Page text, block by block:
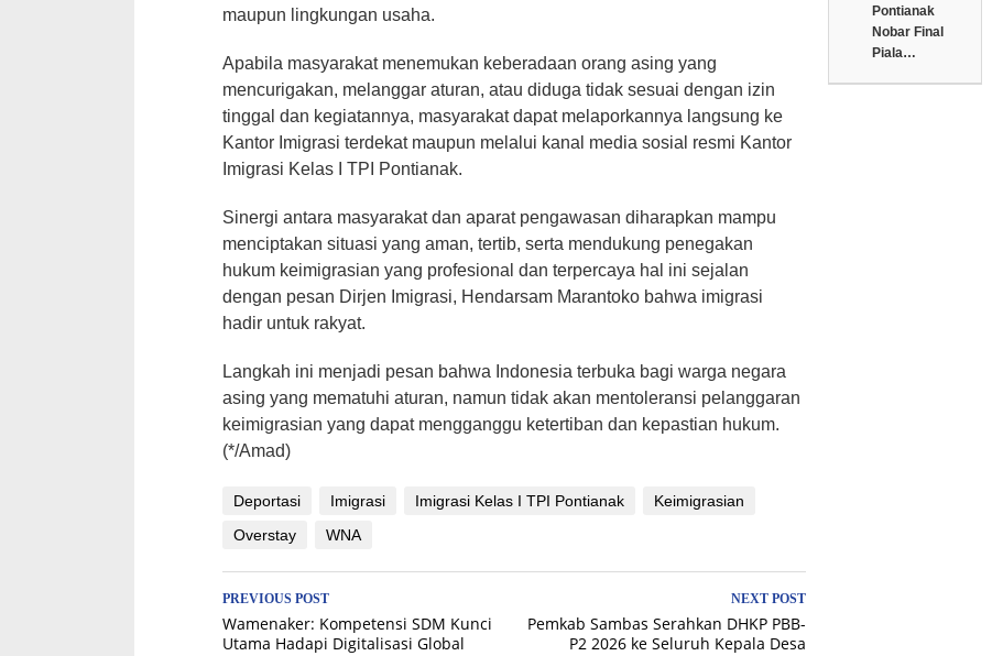
maupun lingkungan usaha.
Apabila masyarakat menemukan keberadaan orang asing yang
mencurigakan, melanggar aturan, atau diduga tidak sesuai dengan izin
tinggal dan kegiatannya, masyarakat dapat melaporkannya langsung ke
Kantor Imigrasi terdekat maupun melalui kanal media sosial resmi Kantor
Imigrasi Kelas I TPI Pontianak.
Sinergi antara masyarakat dan aparat pengawasan diharapkan mampu
menciptakan situasi yang aman, tertib, serta mendukung penegakan
hukum keimigrasian yang profesional dan terpercaya hal ini sejalan
dengan pesan Dirjen Imigrasi, Hendarsam Marantoko bahwa imigrasi
hadir untuk rakyat.
Langkah ini menjadi pesan bahwa Indonesia terbuka bagi warga negara
asing yang mematuhi aturan, namun tidak akan mentoleransi pelanggaran
keimigrasian yang dapat mengganggu ketertiban dan kepastian hukum.
(*/Amad)
Deportasi Imigrasi Imigrasi Kelas I TPI Pontianak
Keimigrasian
Overstay
WNA
Post
navigation
PREVIOUS POST
Wamenaker: Kompetensi SDM Kunci
Utama Hadapi Digitalisasi Global
NEXT POST
Pemkab Sambas Serahkan DHKP PBB-
P2 2026 ke Seluruh Kepala Desa
Pontianak
Nobar Final
Piala…